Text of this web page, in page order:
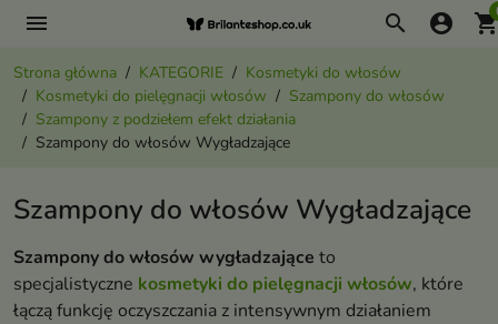
menu search account_circle
Strona główna KATEGORIE
Kosmetyki do włosów
Kosmetyki do pielęgnacji włosów
Szampony do włosów
Szampony z podziełem efekt działania
Szampony do włosów Wygładzające
Szampony do włosów Wygładzające
Szampony do włosów wygładzające to
specjalistyczne kosmetyki do pielęgnacji włosów, które
łączą funkcję oczyszczania z intensywnym działaniem